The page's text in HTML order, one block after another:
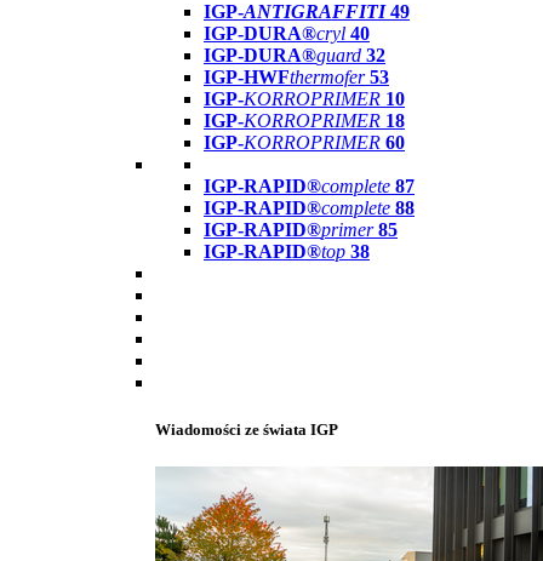
IGP-ANTIGRAFFITI49
IGP-DURA®cryl 40
IGP-DURA®guard 32
IGP-HWFthermofer 53
IGP-KORROPRIMER 10
IGP-KORROPRIMER 18
IGP-KORROPRIMER 60
IGP-RAPID®complete 87
IGP-RAPID®complete 88
IGP-RAPID®primer 85
IGP-RAPID®top 38
Wiadomości ze świata IGP